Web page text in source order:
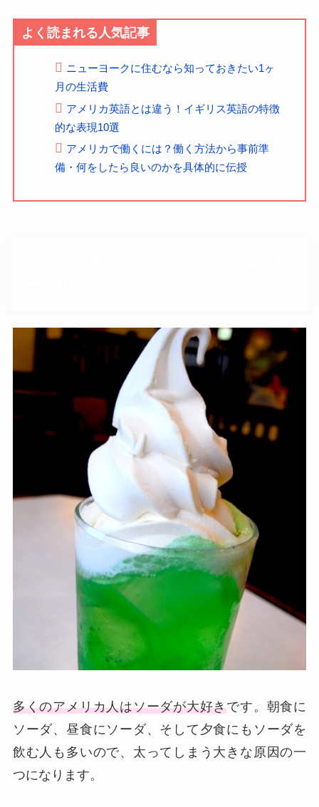
よく読まれる人気記事
ニューヨークに住むなら知っておきたい1ヶ
月の生活費
アメリカ英語とは違う！イギリス英語の特徴
的な表現10選
アメリカで働くには？働く方法から事前準
備・何をしたら良いのかを具体的に伝授
多くのアメリカ人はソーダが大好きです。朝食に
ソーダ、昼食にソーダ、そして夕食にもソーダを
飲む人も多いので、太ってしまう大きな原因の一
つになります。